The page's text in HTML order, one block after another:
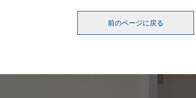
前のページに戻る